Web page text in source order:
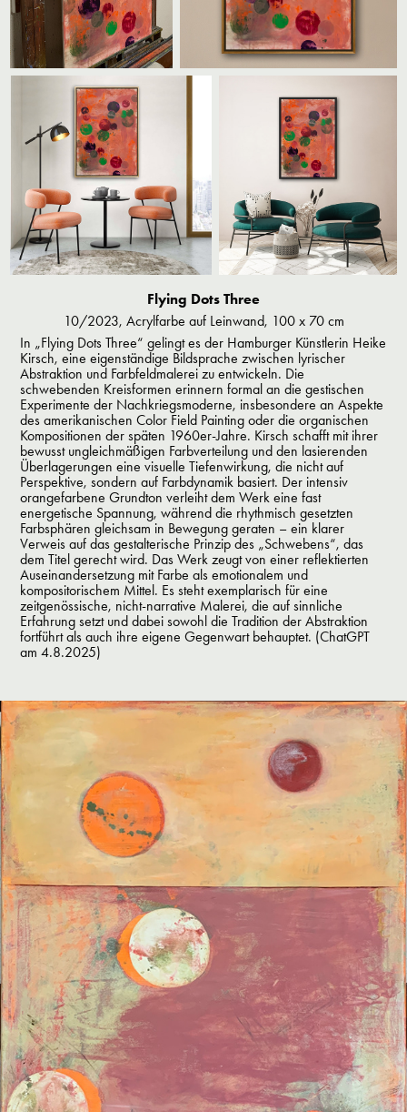
Flying Dots Three
10/2023, Acrylfarbe auf Leinwand, 100 x 70 cm
In „Flying Dots Three“ gelingt es der Hamburger Künstlerin Heike
Kirsch, eine eigenständige Bildsprache zwischen lyrischer
Abstraktion und Farbfeldmalerei zu entwickeln. Die
schwebenden Kreisformen erinnern formal an die gestischen
Experimente der Nachkriegsmoderne, insbesondere an Aspekte
des amerikanischen Color Field Painting oder die organischen
Kompositionen der späten 1960er-Jahre. Kirsch schafft mit ihrer
bewusst ungleichmäßigen Farbverteilung und den lasierenden
Überlagerungen eine visuelle Tiefenwirkung, die nicht auf
Perspektive, sondern auf Farbdynamik basiert. Der intensiv
orangefarbene Grundton verleiht dem Werk eine fast
energetische Spannung, während die rhythmisch gesetzten
Farbsphären gleichsam in Bewegung geraten – ein klarer
Verweis auf das gestalterische Prinzip des „Schwebens“, das
dem Titel gerecht wird. Das Werk zeugt von einer reflektierten
Auseinandersetzung mit Farbe als emotionalem und
kompositorischem Mittel. Es steht exemplarisch für eine
zeitgenössische, nicht-narrative Malerei, die auf sinnliche
Erfahrung setzt und dabei sowohl die Tradition der Abstraktion
fortführt als auch ihre eigene Gegenwart behauptet. (ChatGPT
am 4.8.2025)